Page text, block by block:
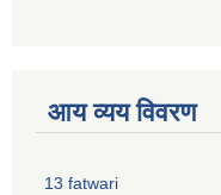
आय व्यय विवरण
13 fatwari